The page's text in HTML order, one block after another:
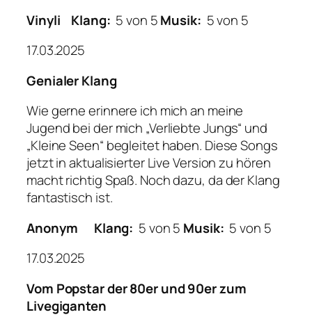
Vinyli
Klang: 5 von 5Musik: 5 von 5
17.03.2025
Genialer Klang
Wie gerne erinnere ich mich an meine
Jugend bei der mich „Verliebte Jungs“ und
„Kleine Seen“ begleitet haben. Diese Songs
jetzt in aktualisierter Live Version zu hören
macht richtig Spaß. Noch dazu, da der Klang
fantastisch ist.
Anonym Klang: 5 von 5 Musik: 5 von 5
17.03.2025
Vom Popstar der 80er und 90er zum
Livegiganten